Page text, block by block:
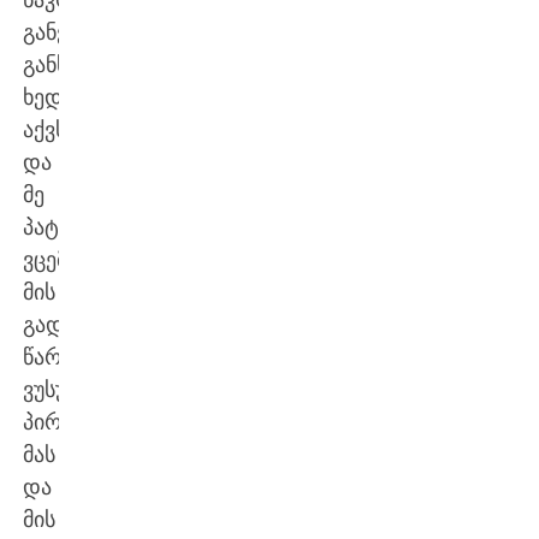
განვითარების
განსხვავებული
ხედვა
აქვს
და
მე
პატივს
ვცემ
მის
გადაწვეტილებას.
წარმატებებს
ვუსურვებ
პირადად
მას
და
მის